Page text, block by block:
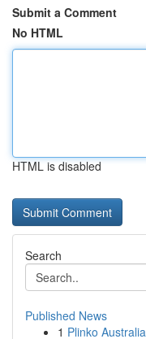
Submit a Comment
No HTML
HTML is disabled
Search
Published News
1 Plinko